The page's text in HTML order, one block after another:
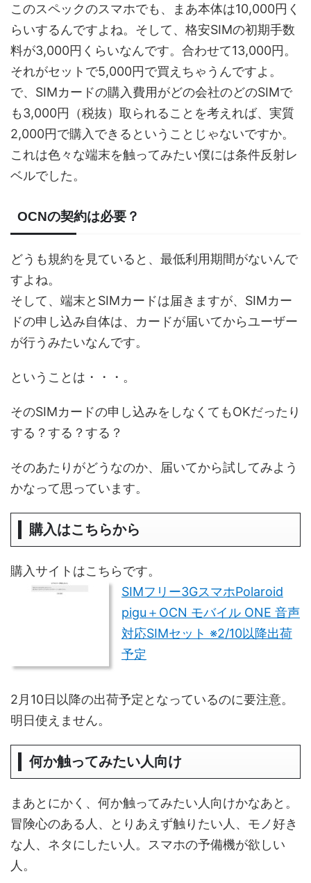
このスペックのスマホでも、まあ本体は10,000円く
らいするんですよね。そして、格安SIMの初期手数
料が3,000円くらいなんです。合わせて13,000円。
それがセットで5,000円で買えちゃうんですよ。
で、SIMカードの購入費用がどの会社のどのSIMで
も3,000円（税抜）取られることを考えれば、実質
2,000円で購入できるということじゃないですか。
これは色々な端末を触ってみたい僕には条件反射レ
ベルでした。
OCNの契約は必要？
どうも規約を見ていると、最低利用期間がないんで
すよね。
そして、端末とSIMカードは届きますが、SIMカー
ドの申し込み自体は、カードが届いてからユーザー
が行うみたいなんです。
ということは・・・。
そのSIMカードの申し込みをしなくてもOKだったり
する？する？する？
そのあたりがどうなのか、届いてから試してみよう
かなって思っています。
購入はこちらから
購入サイトはこちらです。
SIMフリー3GスマホPolaroid
pigu＋OCN モバイル ONE 音声
対応SIMセット ※2/10以降出荷
予定
2月10日以降の出荷予定となっているのに要注意。
明日使えません。
何か触ってみたい人向け
まあとにかく、何か触ってみたい人向けかなあと。
冒険心のある人、とりあえず触りたい人、モノ好き
な人、ネタにしたい人。スマホの予備機が欲しい
人。